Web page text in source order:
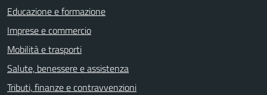
Educazione e formazione
Imprese e commercio
Mobilità e trasporti
Salute, benessere e assistenza
Tributi, finanze e contravvenzioni